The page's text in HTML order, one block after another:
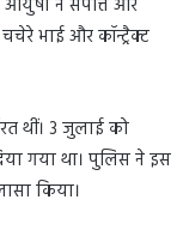
ने संपत्ति और
भाई और कॉन्ट्रैक्ट
थीं। 3 जुलाई को
गया था। पुलिस ने इस
किया।